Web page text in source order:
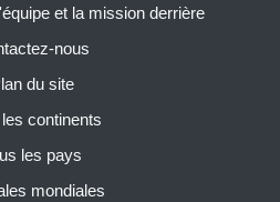
et la mission derrière
nous
du site
continents
les pays
mondiales